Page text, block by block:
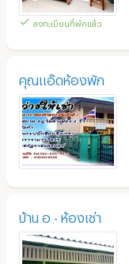
ลงทะเบียนที่พักแล้ว
คุณแอ๊ดห้องพัก
บ้าน อ - ห้องเช่า